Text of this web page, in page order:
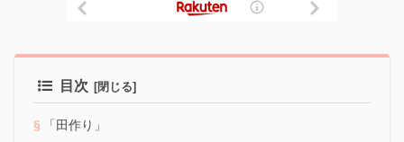
目次
「田作り」